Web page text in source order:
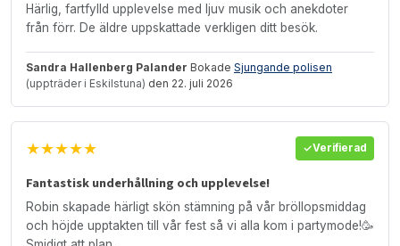
Härlig, fartfylld upplevelse med ljuv musik och anekdoter
från förr. De äldre uppskattade verkligen ditt besök.
Sandra Hallenberg Palander Bokade Sjungande polisen
(uppträder i Eskilstuna) den 22. juli 2026
★★★★★ Verifierad
Fantastisk underhållning och upplevelse!
Robin skapade härligt skön stämning på vår bröllopsmiddag
och höjde upptakten till vår fest så vi alla kom i partymode!🥳